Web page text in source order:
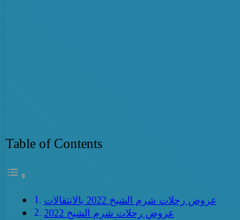
Table of Contents
عروض رحلات شرم الشيخ 2022 بالانتقالات
عروض رحلات شرم الشيخ 2022